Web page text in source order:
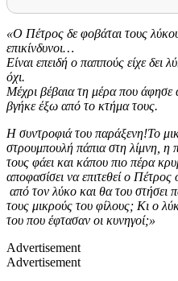
«Ο Πέτρος δε φοβάται τους
επικίνδυνοι…
Είναι επειδή ο παππούς είχε δει
όχι.
Μέχρι βέβαια τη μέρα που άφησε
βγήκε έξω από το κτήμα τους.
Η συντροφιά του παράξενη!Το
στρουμπουλή πάπια στη λίμνη, η
τους φάει και κάπου πιο πέρα
αποφασίσει να επιτεθεί ο Πέτρος
από τον λύκο και θα του στήσει
τους μικρούς του φίλους; Κι ο
του που έφτασαν οι κυνηγοί;»
Advertisement
Advertisement